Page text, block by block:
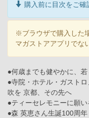
購入前に目次をご確
※ブラウザで購入した
マガストアアプリでな
●何歳までも健やかに、
●寺院・ホテル・ガスト
吹を 京都、その先へ
●ティーセレモニーに願
●森 英恵さん生誕100周